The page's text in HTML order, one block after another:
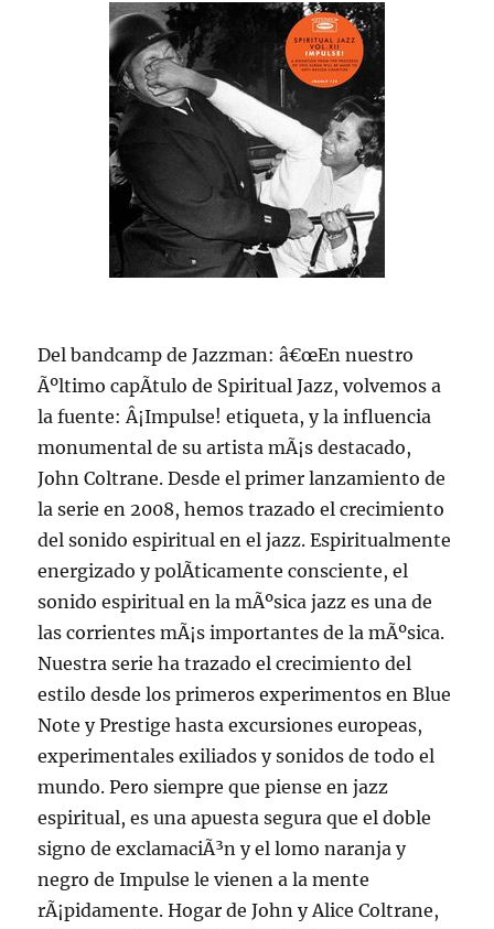
Del bandcamp de Jazzman: â€œEn nuestro
Ãºltimo capÃ­tulo de Spiritual Jazz, volvemos a
la fuente: Â¡Impulse! etiqueta, y la influencia
monumental de su artista mÃ¡s destacado,
John Coltrane. Desde el primer lanzamiento de
la serie en 2008, hemos trazado el crecimiento
del sonido espiritual en el jazz. Espiritualmente
energizado y polÃ­ticamente consciente, el
sonido espiritual en la mÃºsica jazz es una de
las corrientes mÃ¡s importantes de la mÃºsica.
Nuestra serie ha trazado el crecimiento del
estilo desde los primeros experimentos en Blue
Note y Prestige hasta excursiones europeas,
experimentales exiliados y sonidos de todo el
mundo. Pero siempre que piense en jazz
espiritual, es una apuesta segura que el doble
signo de exclamaciÃ³n y el lomo naranja y
negro de Impulse le vienen a la mente
rÃ¡pidamente. Hogar de John y Alice Coltrane,